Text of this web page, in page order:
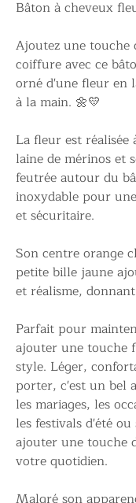
Bâton à cheveux
Ajoutez une touche
coiffure avec ce
orné d'une fleur en
à la main. 🌼💛
La fleur est
laine de mérinos et
feutrée autour du
inoxydable pour
et sécuritaire.
Son centre orange
petite bille jaune
et réalisme,
Parfait pour
ajouter une touche
style. Léger,
porter, c'est un bel
les mariages, les
les festivals d'été
ajouter une touche
votre quotidien.